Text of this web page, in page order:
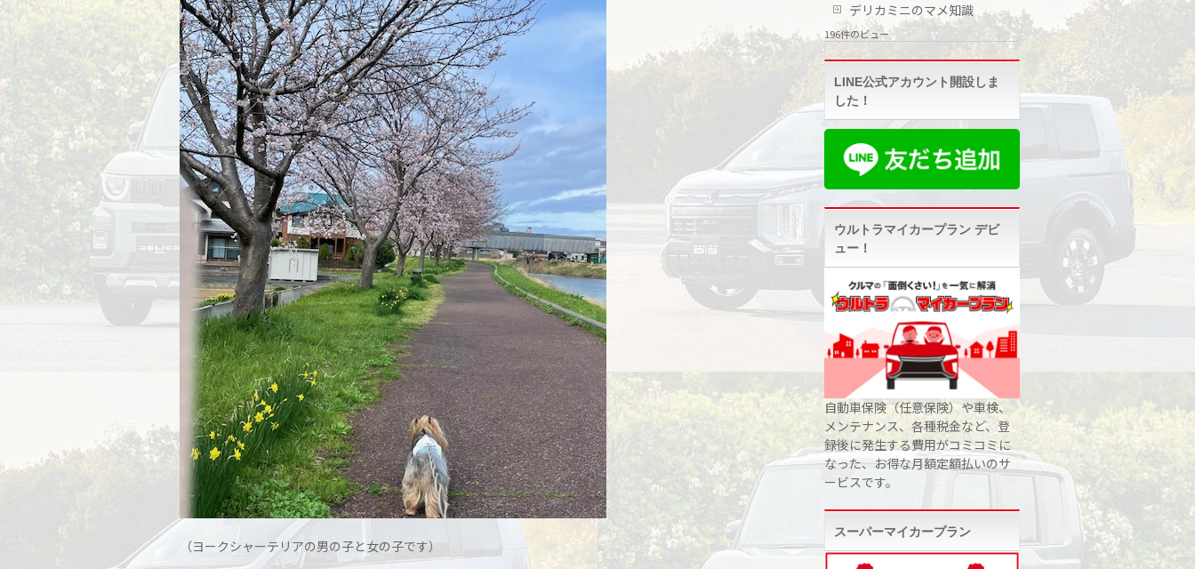
（ヨークシャーテリアの男の子と女の子です）
デリカミニのマメ知識
196件のビュー
LINE公式アカウント開設しま
した！
ウルトラマイカープラン デビ
ュー！
自動車保険（任意保険）や車検、
メンテナンス、各種税金など、登
録後に発生する費用がコミコミに
なった、お得な月額定額払いのサ
ービスです。
スーパーマイカープラン